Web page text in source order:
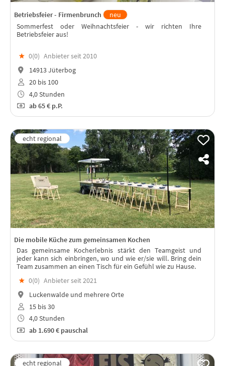
Betriebsfeier - Firmenbrunch
neu
Sommerfest oder Weihnachtsfeier - wir richten Ihre
Betriebsfeier aus!
★ 0(0) Anbieter seit 2010
14913 Jüterbog
20 bis 100
4,0 Stunden
ab65 € p.P.
Die mobile Küche zum gemeinsamen Kochen
Das gemeinsame Kocherlebnis stärkt den Teamgeist und
jeder kann sich einbringen, wo und wie er/sie will. Bring dein
Team zusammen an einen Tisch für ein Gefühl wie zu Hause.
★ 0(0) Anbieter seit 2021
Luckenwalde und mehrere Orte
15 bis 30
4,0 Stunden
ab1.690 € pauschal